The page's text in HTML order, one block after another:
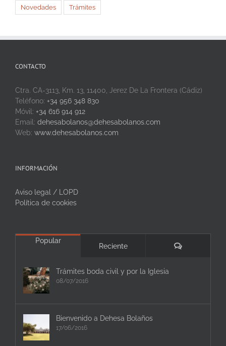
Novedades Trámites
CONTACTO
Ctra. CA-3113, Km. 13, 11400, Jerez De La Frontera (Cádiz)
Teléfono: +34 956 348 830
Móvil: +34 616 914 912
Email: dehesabolanos@dehesabolanos.com
Web: www.dehesabolanos.com
INFORMACIÓN
Aviso legal / LOPD
Política de cookies
Popular
Reciente Comentarios
Trámites boda civil y por la Iglesia
08/07/2016
Bienvenido a Dehesa Bolaños
17/06/2016